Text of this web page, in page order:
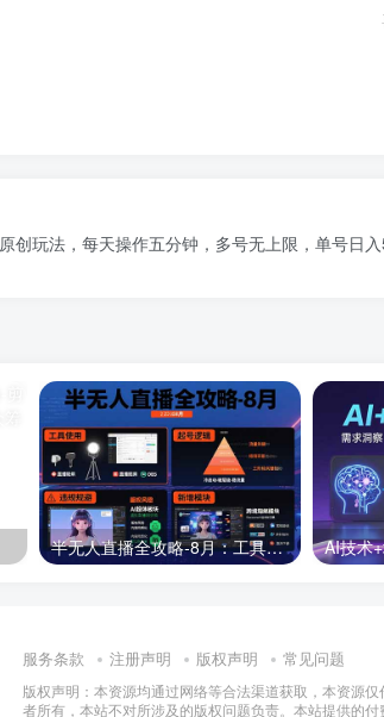
创玩法，每天操作五分钟，多号无上限，单号日
半无人直播全攻略-8月：工具使用+起号逻辑+违规规避,新增AI超体与跨境模块
服务条款 注册声明 版权声明 常见问题
版权声明：本资源均通过网络等合法渠道获取，本资源
者所有，本站不对所涉及的版权问题负责。本站提供的